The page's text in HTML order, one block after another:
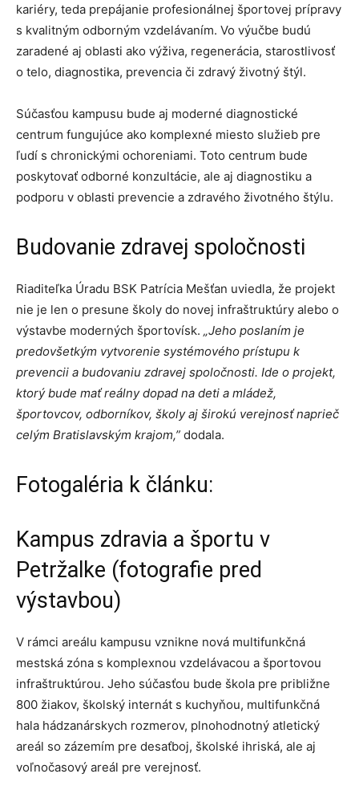
kariéry, teda prepájanie profesionálnej športovej prípravy
s kvalitným odborným vzdelávaním. Vo výučbe budú
zaradené aj oblasti ako výživa, regenerácia, starostlivosť
o telo, diagnostika, prevencia či zdravý životný štýl.
Súčasťou kampusu bude aj moderné diagnostické
centrum fungujúce ako komplexné miesto služieb pre
ľudí s chronickými ochoreniami. Toto centrum bude
poskytovať odborné konzultácie, ale aj diagnostiku a
podporu v oblasti prevencie a zdravého životného štýlu.
Budovanie zdravej spoločnosti
Riaditeľka Úradu BSK Patrícia Mešťan uviedla, že projekt
nie je len o presune školy do novej infraštruktúry alebo o
výstavbe moderných športovísk. „Jeho poslaním je
predovšetkým vytvorenie systémového prístupu k
prevencii a budovaniu zdravej spoločnosti. Ide o projekt,
ktorý bude mať reálny dopad na deti a mládež,
športovcov, odborníkov, školy aj širokú verejnosť naprieč
celým Bratislavským krajom,” dodala.
Fotogaléria k článku:
Kampus zdravia a športu v
Petržalke (fotografie pred
výstavbou)
V rámci areálu kampusu vznikne nová multifunkčná
mestská zóna s komplexnou vzdelávacou a športovou
infraštruktúrou. Jeho súčasťou bude škola pre približne
800 žiakov, školský internát s kuchyňou, multifunkčná
hala hádzanárskych rozmerov, plnohodnotný atletický
areál so zázemím pre desaťboj, školské ihriská, ale aj
voľnočasový areál pre verejnosť.